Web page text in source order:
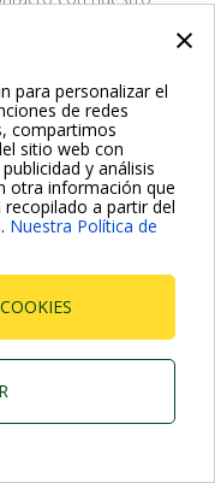
×
para personalizar el
de redes
compartimos
sitio web con
y análisis
otra información que
a partir del
Nuestra Política de
-